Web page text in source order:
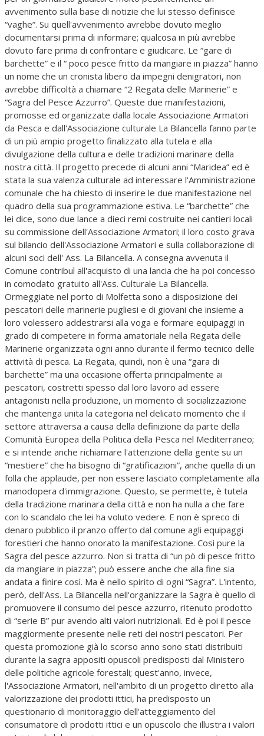
avvenimento sulla base di notizie che lui stesso definisce
“vaghe”. Su quell'avvenimento avrebbe dovuto meglio
documentarsi prima di informare; qualcosa in più avrebbe
dovuto fare prima di confrontare e giudicare. Le “gare di
barchette” e il “ poco pesce fritto da mangiare in piazza” hanno
un nome che un cronista libero da impegni denigratori, non
avrebbe difficoltà a chiamare “2 Regata delle Marinerie” e
“Sagra del Pesce Azzurro”. Queste due manifestazioni,
promosse ed organizzate dalla locale Associazione Armatori
da Pesca e dall'Associazione culturale La Bilancella fanno parte
di un più ampio progetto finalizzato alla tutela e alla
divulgazione della cultura e delle tradizioni marinare della
nostra città. Il progetto precede di alcuni anni “Maridea” ed è
stata la sua valenza culturale ad interessare l'Amministrazione
comunale che ha chiesto di inserire le due manifestazione nel
quadro della sua programmazione estiva. Le “barchette” che
lei dice, sono due lance a dieci remi costruite nei cantieri locali
su commissione dell'Associazione Armatori; il loro costo grava
sul bilancio dell'Associazione Armatori e sulla collaborazione di
alcuni soci dell' Ass. La Bilancella. A consegna avvenuta il
Comune contribuì all'acquisto di una lancia che ha poi concesso
in comodato gratuito all'Ass. Culturale La Bilancella.
Ormeggiate nel porto di Molfetta sono a disposizione dei
pescatori delle marinerie pugliesi e di giovani che insieme a
loro volessero addestrarsi alla voga e formare equipaggi in
grado di competere in forma amatoriale nella Regata delle
Marinerie organizzata ogni anno durante il fermo tecnico delle
attività di pesca. La Regata, quindi, non è una “gara di
barchette” ma una occasione offerta principalmente ai
pescatori, costretti spesso dal loro lavoro ad essere
antagonisti nella produzione, un momento di socializzazione
che mantenga unita la categoria nel delicato momento che il
settore attraversa a causa della definizione da parte della
Comunità Europea della Politica della Pesca nel Mediterraneo;
e si intende anche richiamare l'attenzione della gente su un
“mestiere” che ha bisogno di “gratificazioni”, anche quella di un
folla che applaude, per non essere lasciato completamente alla
manodopera d'immigrazione. Questo, se permette, è tutela
della tradizione marinara della città e non ha nulla a che fare
con lo scandalo che lei ha voluto vedere. E non è spreco di
denaro pubblico il pranzo offerto dal comune agli equipaggi
forestieri che hanno onorato la manifestazione. Così pure la
Sagra del pesce azzurro. Non si tratta di “un pò di pesce fritto
da mangiare in piazza”; può essere anche che alla fine sia
andata a finire così. Ma è nello spirito di ogni “Sagra”. L'intento,
però, dell'Ass. La Bilancella nell'organizzare la Sagra è quello di
promuovere il consumo del pesce azzurro, ritenuto prodotto
di “serie B” pur avendo alti valori nutrizionali. Ed è poi il pesce
maggiormente presente nelle reti dei nostri pescatori. Per
questa promozione già lo scorso anno sono stati distribuiti
durante la sagra appositi opuscoli predisposti dal Ministero
delle politiche agricole forestali; quest'anno, invece,
l'Associazione Armatori, nell'ambito di un progetto diretto alla
valorizzazione dei prodotti ittici, ha predisposto un
questionario di monitoraggio dell'atteggiamento del
consumatore di prodotti ittici e un opuscolo che illustra i valori